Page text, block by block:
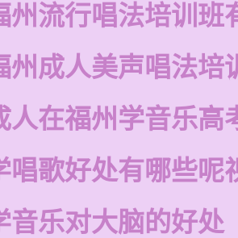
州流行唱法培训班
州成人美声唱法培
人在福州学音乐高
唱歌好处有哪些呢
音乐对大脑的好处